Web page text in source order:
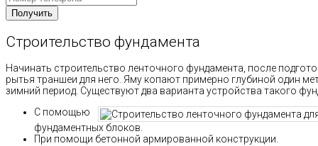
Строительство фундамента
Начинать строительство ленточного фундамента, после
рытья траншеи для него. Яму копают примерно глубиной один
зимний период. Существуют два варианта устройства такого
С помощью
фундаментных блоков.
При помощи бетонной армированной конструкции.